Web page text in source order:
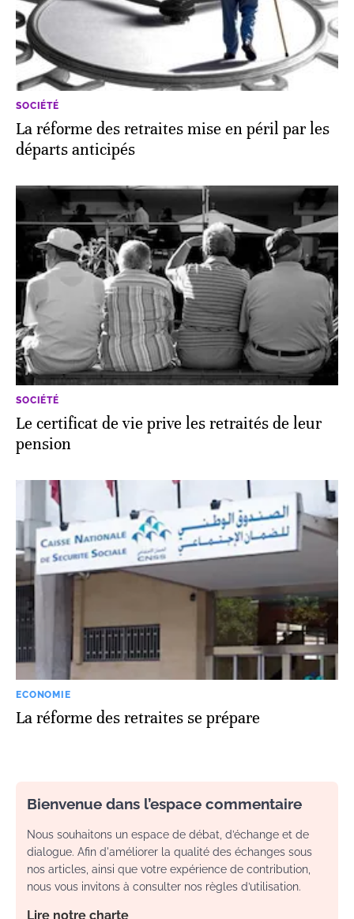
SOCIÉTÉ
La réforme des retraites mise en péril par les
départs anticipés
SOCIÉTÉ
Le certificat de vie prive les retraités de leur
pension
ECONOMIE
La réforme des retraites se prépare
Bienvenue dans l’espace commentaire
Nous souhaitons un espace de débat, d’échange et de
dialogue. Afin d'améliorer la qualité des échanges sous
nos articles, ainsi que votre expérience de contribution,
nous vous invitons à consulter nos règles d’utilisation.
Lire notre charte